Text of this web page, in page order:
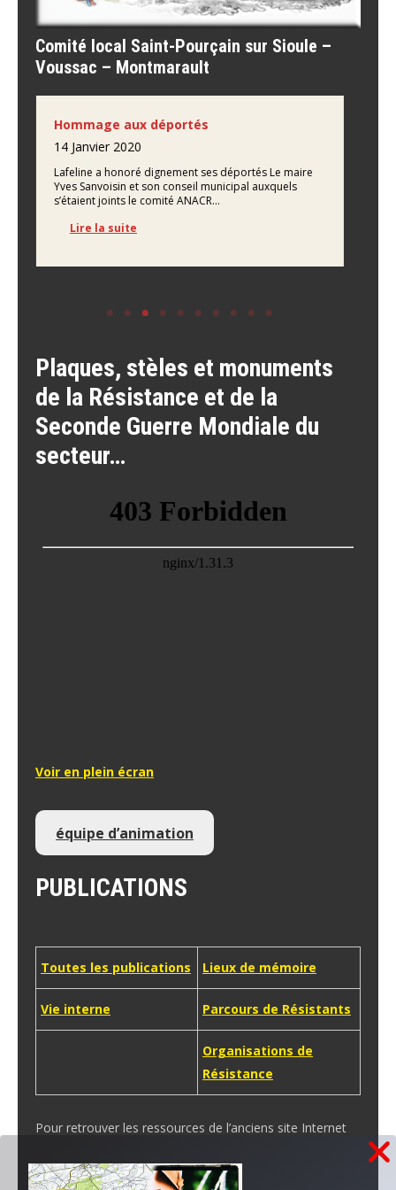
Comité local Saint-Pourçain sur Sioule –
Voussac – Montmarault
Hommage aux déportés
14 Janvier 2020
Lafeline a honoré dignement ses déportés Le maire
Yves Sanvoisin et son conseil municipal auxquels
s’étaient joints le comité ANACR…
Lire la suite
Plaques, stèles et monuments
de la Résistance et de la
Seconde Guerre Mondiale du
secteur…
Voir en plein écran
équipe d’animation
PUBLICATIONS
Toutes les publications Lieux de mémoire
Vie interne Parcours de Résistants
Organisations de
Résistance
Pour retrouver les ressources de l’anciens site Internet